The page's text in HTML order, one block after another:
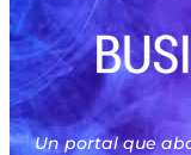
Un portal que